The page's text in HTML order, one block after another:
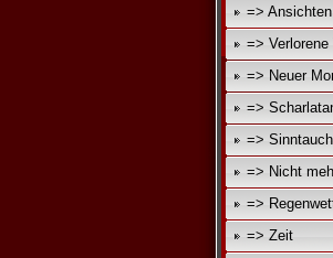
=> Ansichten
=> Verlorene
=> Neuer
=>
=>
=> Nicht
=>
=> Zeit